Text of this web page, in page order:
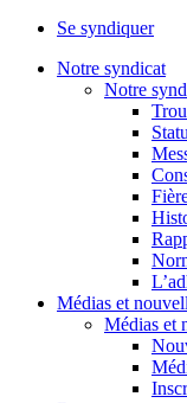
Se syndiquer
Notre syndicat
Notre
Médias et
Médias et